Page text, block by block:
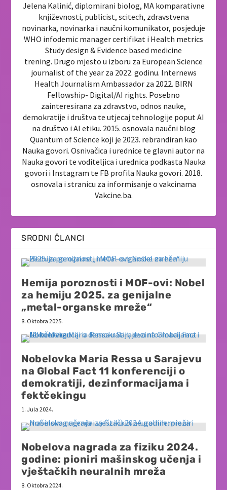
Jelena Kalinić, diplomirani biolog, MA komparativne
književnosti, publicist, scitech, zdravstvena
novinarka, novinarka i naučni komunikator, posjeduje
WHO infodemic manager certifikat i Health metrics
Study design & Evidence based medicine
trening. Drugo mjesto u izboru za European Science
journalist of the year za 2022. godinu. Internews
Health Journalism Ambassador za 2022. BIRN
Fellowship- Digital/AI rights. Posebno
zainteresirana za zdravstvo, odnos nauke,
demokratije i društva te utjecaj tehnologije poput AI
na društvo i AI etiku. 2015. osnovala naučni blog
Quantum of Science koji je 2023. rebrandiran kao
Nauka govori. Osnivačica i urednice te glavni autor na
Nauka govori te voditeljica i urednica podkasta Nauka
govori i Instagram te FB profila Nauka govori. 2018.
osnovala i stranicu za informisanje o vakcinama
Vakcine.ba.
SRODNI ČLANCI
Hemija poroznosti i MOF-ovi: Nobel
za hemiju 2025. za genijalne
„metal-organske mreže“
8. Oktobra 2025.
Nobelovka Maria Ressa u Sarajevu
na Global Fact 11 konferenciji o
demokratiji, dezinformacijama i
fektčekingu
1. Jula 2024.
Nobelova nagrada za fiziku 2024.
godine: pioniri mašinskog učenja i
vještačkih neuralnih mreža
8. Oktobra 2024.